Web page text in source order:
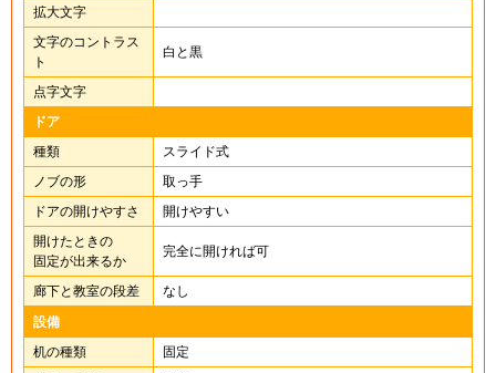
拡大文字
文字のコントラス
ト
白と黒
点字文字
ドア
種類
スライド式
ノブの形
取っ手
ドアの開けやすさ
開けやすい
開けたときの
固定が出来るか
完全に開ければ可
廊下と教室の段差
なし
設備
机の種類
固定